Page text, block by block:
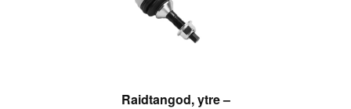
Raidtangod, ytre –